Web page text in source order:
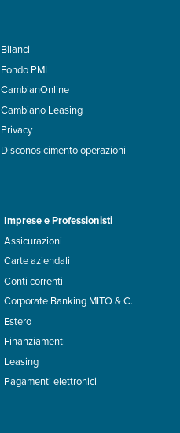
Bilanci
Fondo PMI
CambianOnline
Cambiano Leasing
Privacy
Disconosicimento operazioni
Imprese e Professionisti
Assicurazioni
Carte aziendali
Conti correnti
Corporate Banking MITO & C.
Estero
Finanziamenti
Leasing
Pagamenti elettronici